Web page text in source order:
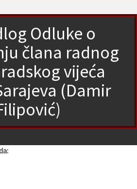
Odluke o
člana radnog
vijeća
(Damir